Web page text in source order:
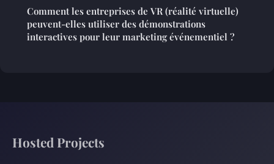
Comment les entreprises de VR (réalité virtuelle)
peuvent-elles utiliser des démonstrations
interactives pour leur marketing événementiel ?
Hosted Projects